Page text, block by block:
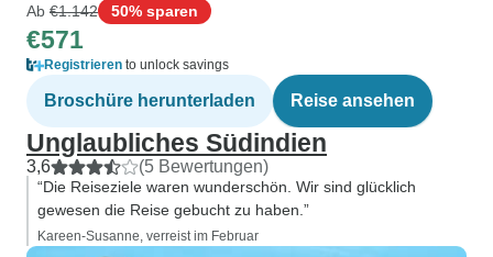
Ab €1.142 50% sparen
€571
Registrieren to unlock savings
Broschüre herunterladen Reise ansehen
Unglaubliches Südindien
3,6 (5 Bewertungen)
“Die Reiseziele waren wunderschön. Wir sind glücklich
gewesen die Reise gebucht zu haben.”
Kareen-Susanne, verreist im Februar